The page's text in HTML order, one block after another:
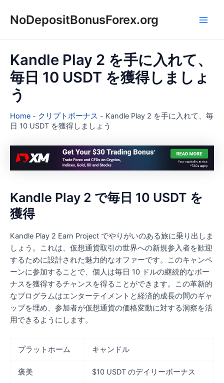
NoDepositBonusForex.org
Kandle Play 2 を手に入れて、
毎日 10 USDT を獲得しましょ
う
Home - クリプトボーナス - Kandle Play 2 を手に入れて、毎
日 10 USDT を獲得しましょう
Kandle Play 2 で毎日 10 USDT を
獲得
Kandle Play 2 Earn Project でやりがいのある旅に乗り出しま
しょう。これは、仮想通貨取引の世界への新規参入者を歓迎
するために設計された魅力的なオファーです。このキャンペ
ーンに参加することで、個人は毎日 10 ドルの継続的なボー
ナスを獲得するチャンスを得ることができます。この革新的
なプログラムはエンターテイメントと経済的成長の間のギャ
ップを埋め、参加者が仮想通貨の価格変動に対する洞察を活
用できるようにします。
プラットホーム キャンドル
褒美 $10 USDT のデイリーボーナス